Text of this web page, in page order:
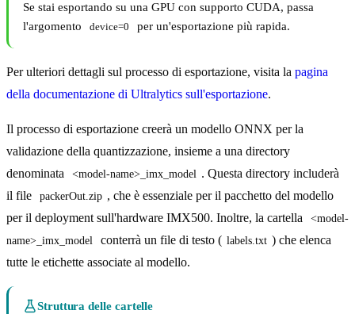
Se stai esportando su una GPU con supporto CUDA, passa
l'argomento
device=0 per un'esportazione più rapida.
Per ulteriori dettagli sul processo di esportazione, visita la pagina
della documentazione di Ultralytics sull'esportazione.
Il processo di esportazione creerà un modello ONNX per la
validazione della quantizzazione, insieme a una directory
denominata
<model-name>_imx_model . Questa directory includerà
il file
packerOut.zip , che è essenziale per il pacchetto del modello
per il deployment sull'hardware IMX500. Inoltre, la cartella
<model-
name>_imx_model
conterrà un file di testo ( labels.txt ) che elenca
tutte le etichette associate al modello.
Struttura delle cartelle